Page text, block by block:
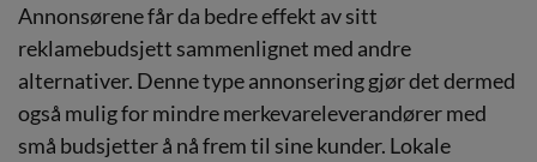
Annonsørene får da bedre effekt av sitt
reklamebudsjett sammenlignet med andre
alternativer. Denne type annonsering gjør det dermed
også mulig for mindre merkevareleverandører med
små budsjetter å nå frem til sine kunder. Lokale